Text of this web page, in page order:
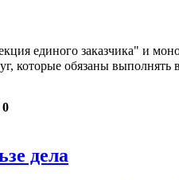
единого заказчика" и
которые обязаны
0
дела